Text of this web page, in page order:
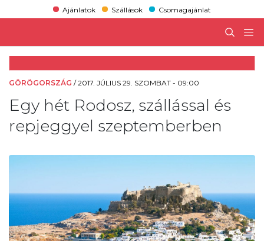
Ajánlatok Szállások Csomagajánlat
GÖRÖGORSZÁG /2017. JÚLIUS 29. SZOMBAT - 09:00
Egy hét Rodosz, szállással és
repjeggyel szeptemberben